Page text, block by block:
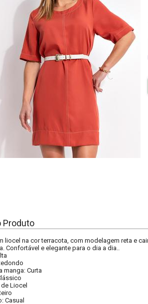
Produto
liocel na cor terracota, com modelagem reta e
Confortável e elegante para o dia a dia..
manga: Curta
Liocel
Casual